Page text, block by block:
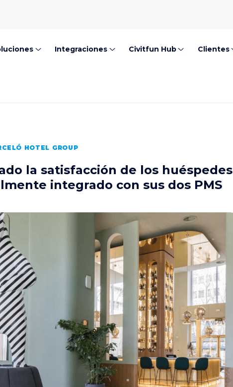
Integraciones Civitfun Hub Clientes
HOTEL GROUP
la satisfacción de los huéspedes
integrado con sus dos PMS